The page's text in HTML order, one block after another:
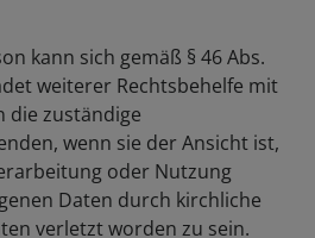
kann sich gemäß § 46 Abs.
weiterer Rechtsbehelfe mit
die zuständige
wenn sie der Ansicht ist,
oder Nutzung
Daten durch kirchliche
verletzt worden zu sein.